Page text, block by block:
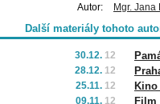
Autor: Mgr.
Další materiály tohoto
30.12. 12
28.12. 12
25.11. 12
09.11. 12 Film